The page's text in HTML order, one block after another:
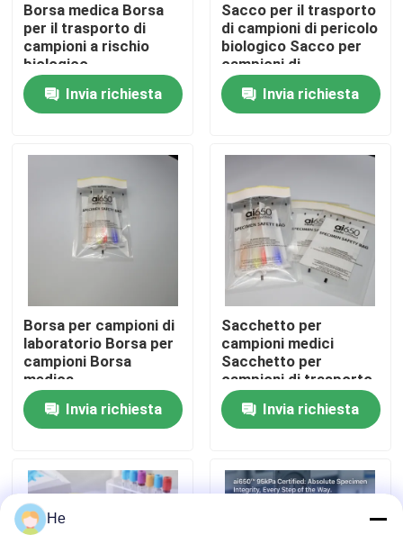
Casa.
Prodotti
Su di noi
Visita alla fabbrica
Controllo della qualità
Notizie
Chiedi un preventivo
borse 95Kpa
borsa di trasporto dell'esemplare 95kPa
Borsa medica Borsa
per il trasporto di
campioni a rischio
biologico
Invia richiesta
Sacco per il trasporto
di campioni di pericolo
biologico Sacco per
campioni di
laboratorio
Invia richiesta
Borsa per campioni di
laboratorio Borsa per
campioni Borsa
medica
Invia richiesta
Sacchetto per
campioni medici
Sacchetto per
campioni di trasporto
Sacchetto per rischi
biologiciInvia richiesta
He